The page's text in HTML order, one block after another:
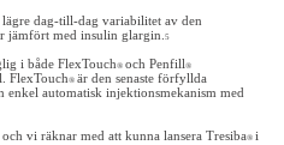
dag-till-dag variabilitet av den
jämfört med insulin glargin. 5
i både FlexTouch® och Penfill®
FlexTouch® är den senaste förfyllda
automatisk injektionsmekanism med
vi räknar med att kunna lansera Tresiba® i